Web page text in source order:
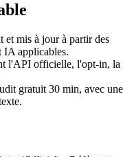
mis à jour à partir des
IA applicables.
l'API officielle, l'opt-in, la
gratuit 30 min, avec une